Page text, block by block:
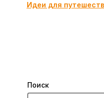
Идеи для
Поиск